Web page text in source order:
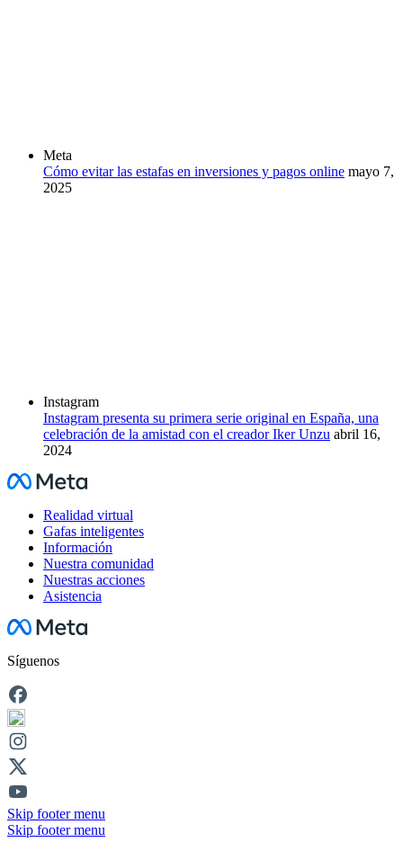
Meta
Cómo evitar las estafas en inversiones y pagos online mayo 7,
2025
Instagram
Instagram presenta su primera serie original en España, una
celebración de la amistad con el creador Iker Unzu abril 16,
2024
Facebook
Realidad virtual
Gafas inteligentes
Información
Nuestra comunidad
Nuestras acciones
Asistencia
Facebook
Síguenos
Skip footer menu
Skip footer menu